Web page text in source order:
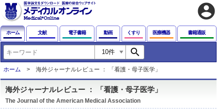
account_circle
ホーム 文献 電子書籍 動画 くすり 医療機器 書籍通販
search
ホーム 海外ジャーナルレビュー ： 「看護・母子医学」
海外ジャーナルレビュー ： 「看護・母子医学」
The Journal of the American Medical Association